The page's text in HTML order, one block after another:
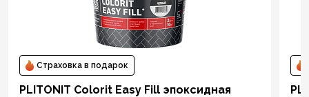
Страховка в подарок
PLITONIT Colorit Easy Fill эпоксидная